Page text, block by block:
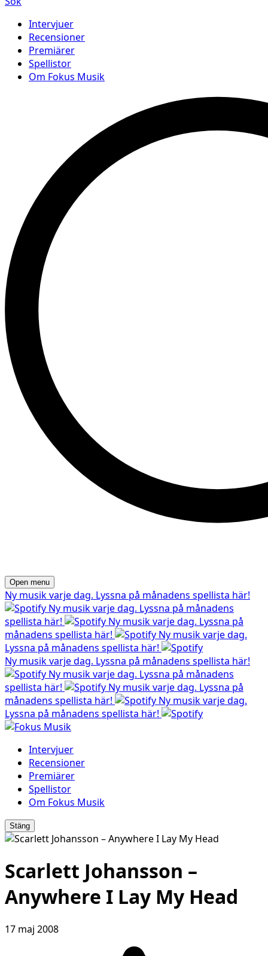
Intervjuer
Recensioner
Premiärer
Spellistor
Om Fokus Musik
Open menu
Ny musik varje dag. Lyssna på månadens spellista här!
Ny musik varje dag. Lyssna på månadens
spellista här!
Ny musik varje dag. Lyssna på
månadens spellista här!
Ny musik varje dag.
Lyssna på månadens spellista här!
Ny musik varje dag. Lyssna på månadens spellista här!
Ny musik varje dag. Lyssna på månadens
spellista här!
Ny musik varje dag. Lyssna på
månadens spellista här!
Ny musik varje dag.
Lyssna på månadens spellista här!
Intervjuer
Recensioner
Premiärer
Spellistor
Om Fokus Musik
Stäng
Scarlett Johansson –
Anywhere I Lay My Head
17 maj 2008